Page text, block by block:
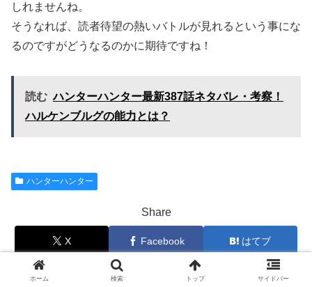
しれませんね。
そうなれば、読者待望の熱いバトルが見れるという事にな
るのですがどうなるのかに期待ですね！
読む ハンターハンター最新387話ネタバレ・考察！
ハルケンブルグの能力とは？
ハンターハンター
Share
X Facebook はてブ
コピー
ホーム 検索 トップ サイドバー